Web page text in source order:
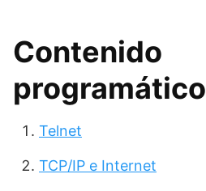
Contenido
programático
Telnet
TCP/IP e Internet